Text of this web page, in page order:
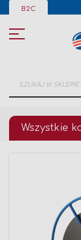
Przejdź
B2C
Wszystkie